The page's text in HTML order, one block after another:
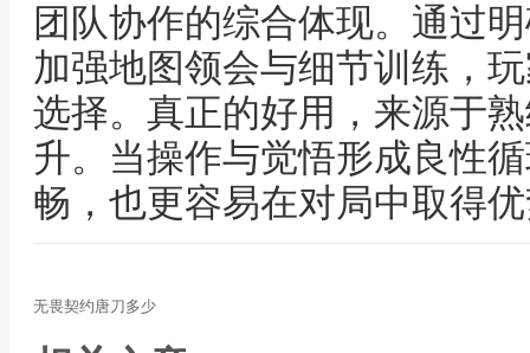
团队协作的综合体现。通过
加强地图领会与细节训练，
选择。真正的好用，来源于
升。当操作与觉悟形成良性
畅，也更容易在对局中取得
无畏契约唐刀多少